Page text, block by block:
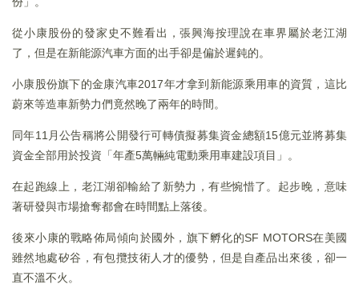
從小康股份的發家史不難看出，張興海按理說在車界屬於老江湖
了，但是在新能源汽車方面的出手卻是偏於遲鈍的。
小康股份旗下的金康汽車2017年才拿到新能源乘用車的資質，這比
蔚來等造車新勢力們竟然晚了兩年的時間。
同年11月公告稱將公開發行可轉債擬募集資金總額15億元並將募集
資金全部用於投資「年產5萬輛純電動乘用車建設項目」。
在起跑線上，老江湖卻輸給了新勢力，有些惋惜了。起步晚，意味
著研發與市場搶奪都會在時間點上落後。
後來小康的戰略佈局傾向於國外，旗下孵化的SF MOTORS在美國
雖然地處矽谷，有包攬技術人才的優勢，但是自產品出來後，卻一
直不溫不火。